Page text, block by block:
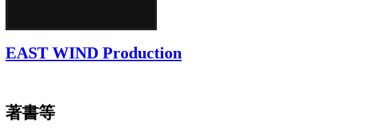
EAST WIND Production
著書等